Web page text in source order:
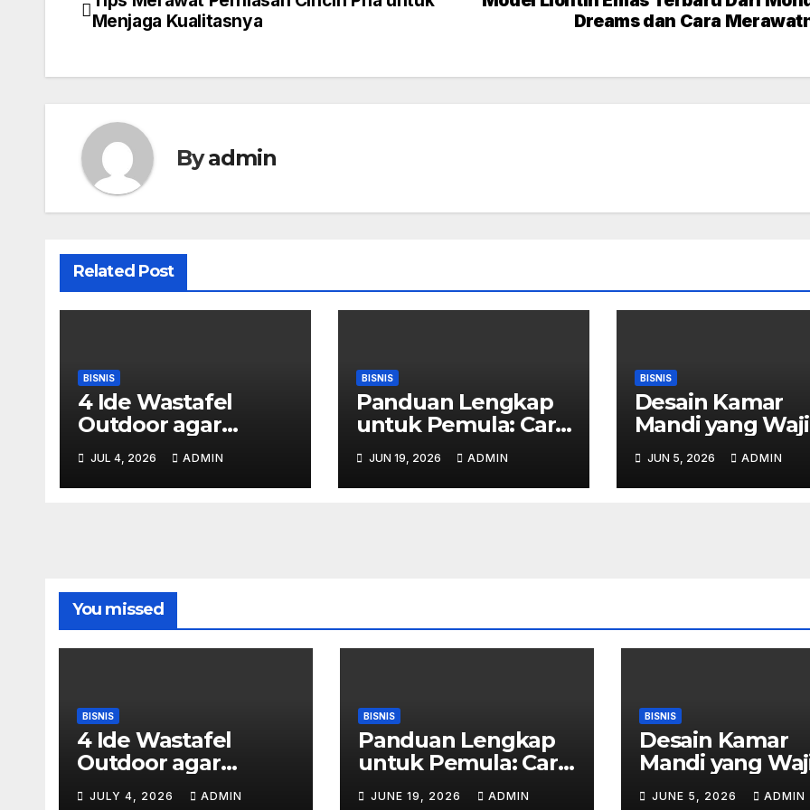
Post
Dreams dan Cara
Menjaga Kualitasnya
Byadmin
Related Post
BISNIS
4 Ide Wastafel
Outdoor agar
dan Estetik
JUL 4, 2026 ADMIN
BISNIS
Panduan Lengkap
untuk Pemula: Cara
Perhiasan Berlian di
Toko Emas Bogor
JUN 19, 2026 ADMIN
BISNIS
Desain Kamar
Mandi yang
Modern
JUN 5, 2026 ADMIN
You missed
BISNIS
4 Ide Wastafel
Outdoor agar
JULY 4, 2026 ADMIN
BISNIS
Panduan Lengkap
untuk Pemula: Cara
JUNE 19, 2026 ADMIN
BISNIS
Desain Kamar
Mandi yang
JUNE 5, 2026 ADMIN